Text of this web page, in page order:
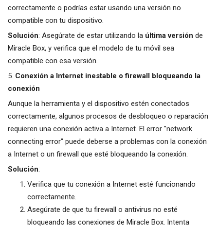
correctamente o podrías estar usando una versión no
compatible con tu dispositivo.
Solución: Asegúrate de estar utilizando la última versión de
Miracle Box, y verifica que el modelo de tu móvil sea
compatible con esa versión.
5. Conexión a Internet inestable o firewall bloqueando la
conexión
Aunque la herramienta y el dispositivo estén conectados
correctamente, algunos procesos de desbloqueo o reparación
requieren una conexión activa a Internet. El error "network
connecting error" puede deberse a problemas con la conexión
a Internet o un firewall que esté bloqueando la conexión.
Solución:
Verifica que tu conexión a Internet esté funcionando
correctamente.
Asegúrate de que tu firewall o antivirus no esté
bloqueando las conexiones de Miracle Box. Intenta